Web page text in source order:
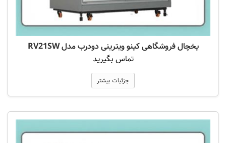
یخچال فروشگاهی کینو ویترینی دودرب مدل RV21SW
تماس بگیرید
جزئیات بیشتر